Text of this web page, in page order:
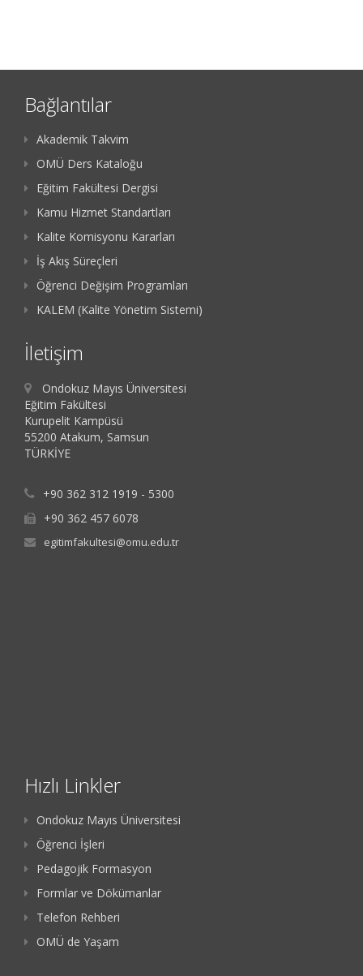
Bağlantılar
Akademik Takvim
OMÜ Ders Kataloğu
Eğitim Fakültesi Dergisi
Kamu Hizmet Standartları
Kalite Komisyonu Kararları
İş Akış Süreçleri
Öğrenci Değişim Programları
KALEM (Kalite Yönetim Sistemi)
İletişim
Ondokuz Mayıs Üniversitesi
Eğitim Fakültesi
Kurupelit Kampüsü
55200 Atakum, Samsun
TÜRKİYE
+90 362 312 1919 - 5300
+90 362 457 6078
egitimfakultesi@omu.edu.tr
Hızlı Linkler
Ondokuz Mayıs Üniversitesi
Öğrenci İşleri
Pedagojik Formasyon
Formlar ve Dökümanlar
Telefon Rehberi
OMÜ de Yaşam